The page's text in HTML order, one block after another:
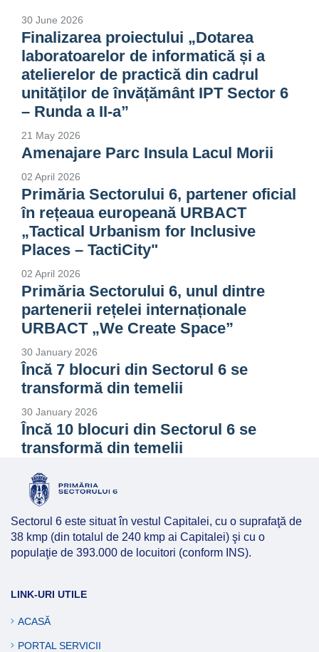
30 June 2026
Finalizarea proiectului „Dotarea
laboratoarelor de informatică și a
atelierelor de practică din cadrul
unităților de învățământ IPT Sector 6
– Runda a II-a”
21 May 2026
Amenajare Parc Insula Lacul Morii
02 April 2026
Primăria Sectorului 6, partener oficial
în rețeaua europeană URBACT
„Tactical Urbanism for Inclusive
Places – TactiCity"
02 April 2026
Primăria Sectorului 6, unul dintre
partenerii rețelei internaționale
URBACT „We Create Space”
30 January 2026
Încă 7 blocuri din Sectorul 6 se
transformă din temelii
30 January 2026
Încă 10 blocuri din Sectorul 6 se
transformă din temelii
Sectorul 6 este situat în vestul Capitalei, cu o suprafaţă de
38 kmp (din totalul de 240 kmp ai Capitalei) şi cu o
populaţie de 393.000 de locuitori (conform INS).
LINK-URI UTILE
ACASĂ
PORTAL SERVICII